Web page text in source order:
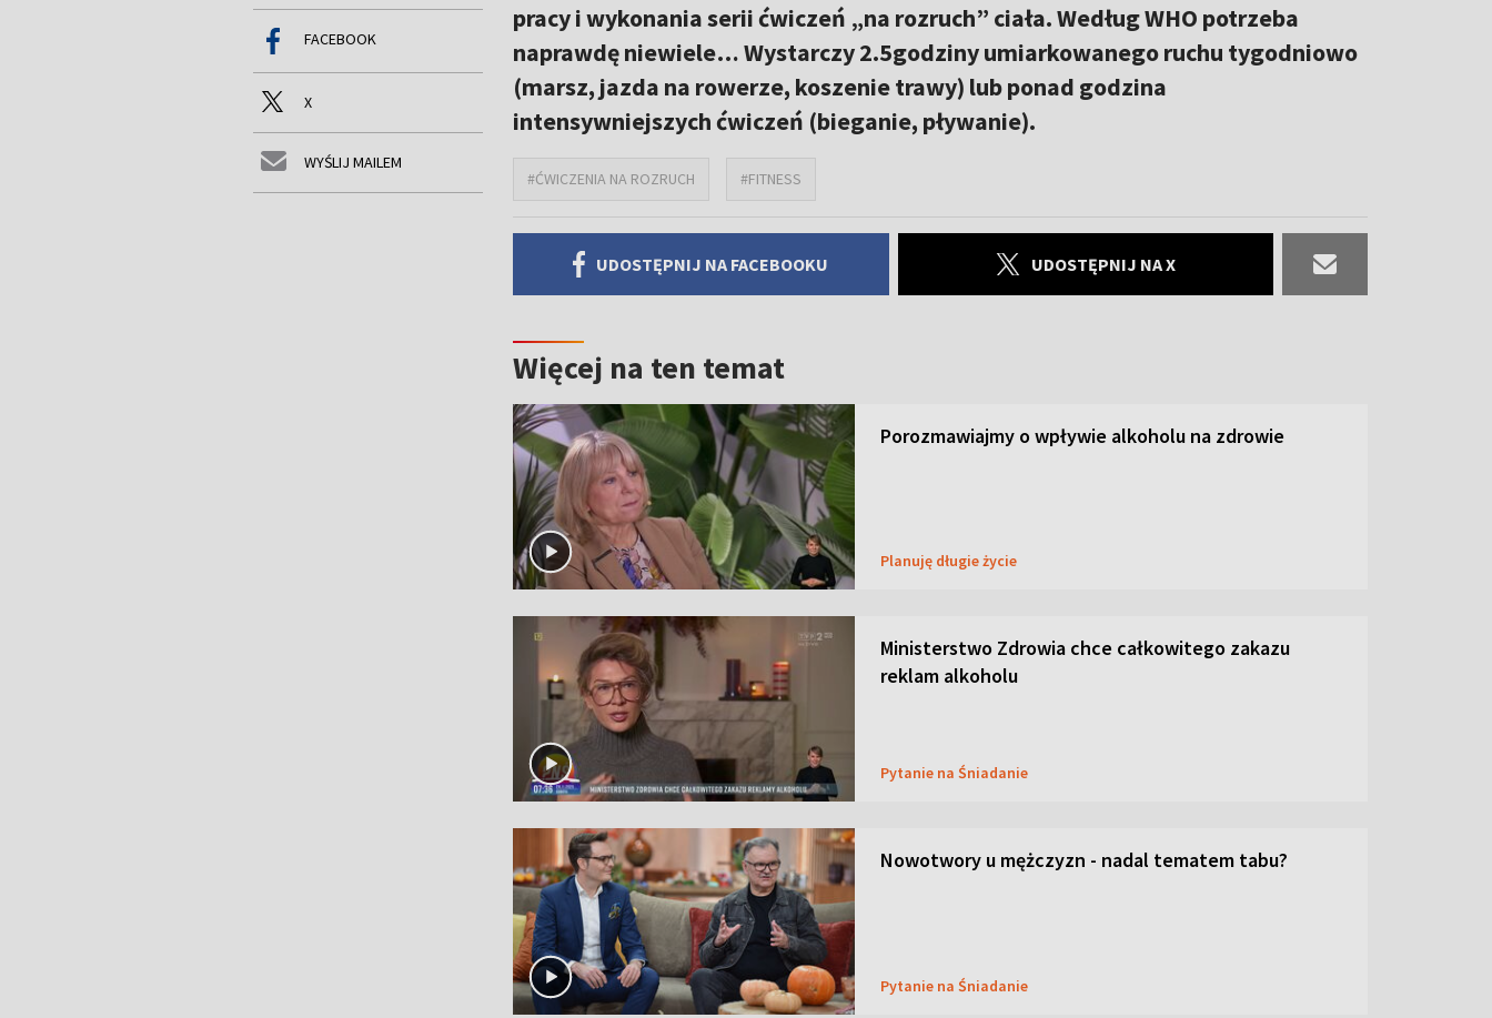
FACEBOOK
X
WYŚLIJ MAILEM
pracy i wykonania serii ćwiczeń „na rozruch” ciała. Według WHO potrzeba
naprawdę niewiele… Wystarczy 2.5godziny umiarkowanego ruchu tygodniowo
(marsz, jazda na rowerze, koszenie trawy) lub ponad godzina
intensywniejszych ćwiczeń (bieganie, pływanie).
#ĆWICZENIA NA ROZRUCH #FITNESS
UDOSTĘPNIJ NA FACEBOOKU UDOSTĘPNIJ NA X
Więcej na ten temat
Porozmawiajmy o wpływie alkoholu na zdrowie
Planuję długie życie
Ministerstwo Zdrowia chce całkowitego zakazu
reklam alkoholu
Pytanie na Śniadanie
Nowotwory u mężczyzn - nadal tematem tabu?
Pytanie na Śniadanie